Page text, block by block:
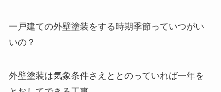
一戸建ての外壁塗装をする時期季節っていつがい
いの？
外壁塗装は気象条件さえととのっていれば一年を